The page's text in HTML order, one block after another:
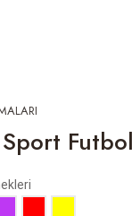
Futbol